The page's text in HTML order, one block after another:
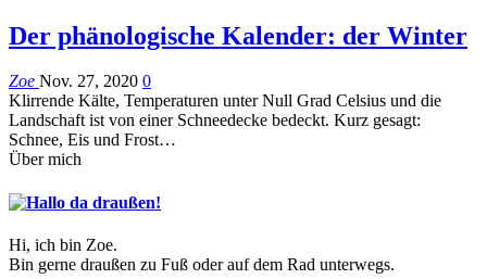
Der phänologische Kalender: der Winter
Zoe Nov. 27, 2020 0
Klirrende Kälte, Temperaturen unter Null Grad Celsius und die
Landschaft ist von einer Schneedecke bedeckt. Kurz gesagt:
Schnee, Eis und Frost…
Über mich
Hi, ich bin Zoe.
Bin gerne draußen zu Fuß oder auf dem Rad unterwegs.